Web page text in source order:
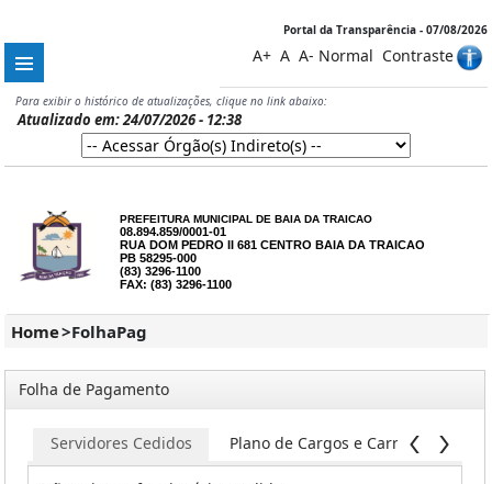
Portal da Transparência - 07/08/2026
A+ A A- Normal Contraste
Para exibir o histórico de atualizações, clique no link abaixo:
Atualizado em: 24/07/2026 - 12:38
PREFEITURA MUNICIPAL DE BAIA DA TRAICAO
08.894.859/0001-01
RUA DOM PEDRO II 681 CENTRO BAIA DA TRAICAO
PB 58295-000
(83) 3296-1100
FAX: (83) 3296-1100
Home>FolhaPag
Folha de Pagamento
Servidores Cedidos Plano de Cargos e Carreira